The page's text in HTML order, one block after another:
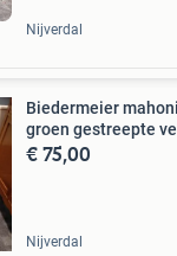
Nijverdal
Biedermeier
groen gestreepte
€ 75,00
Nijverdal